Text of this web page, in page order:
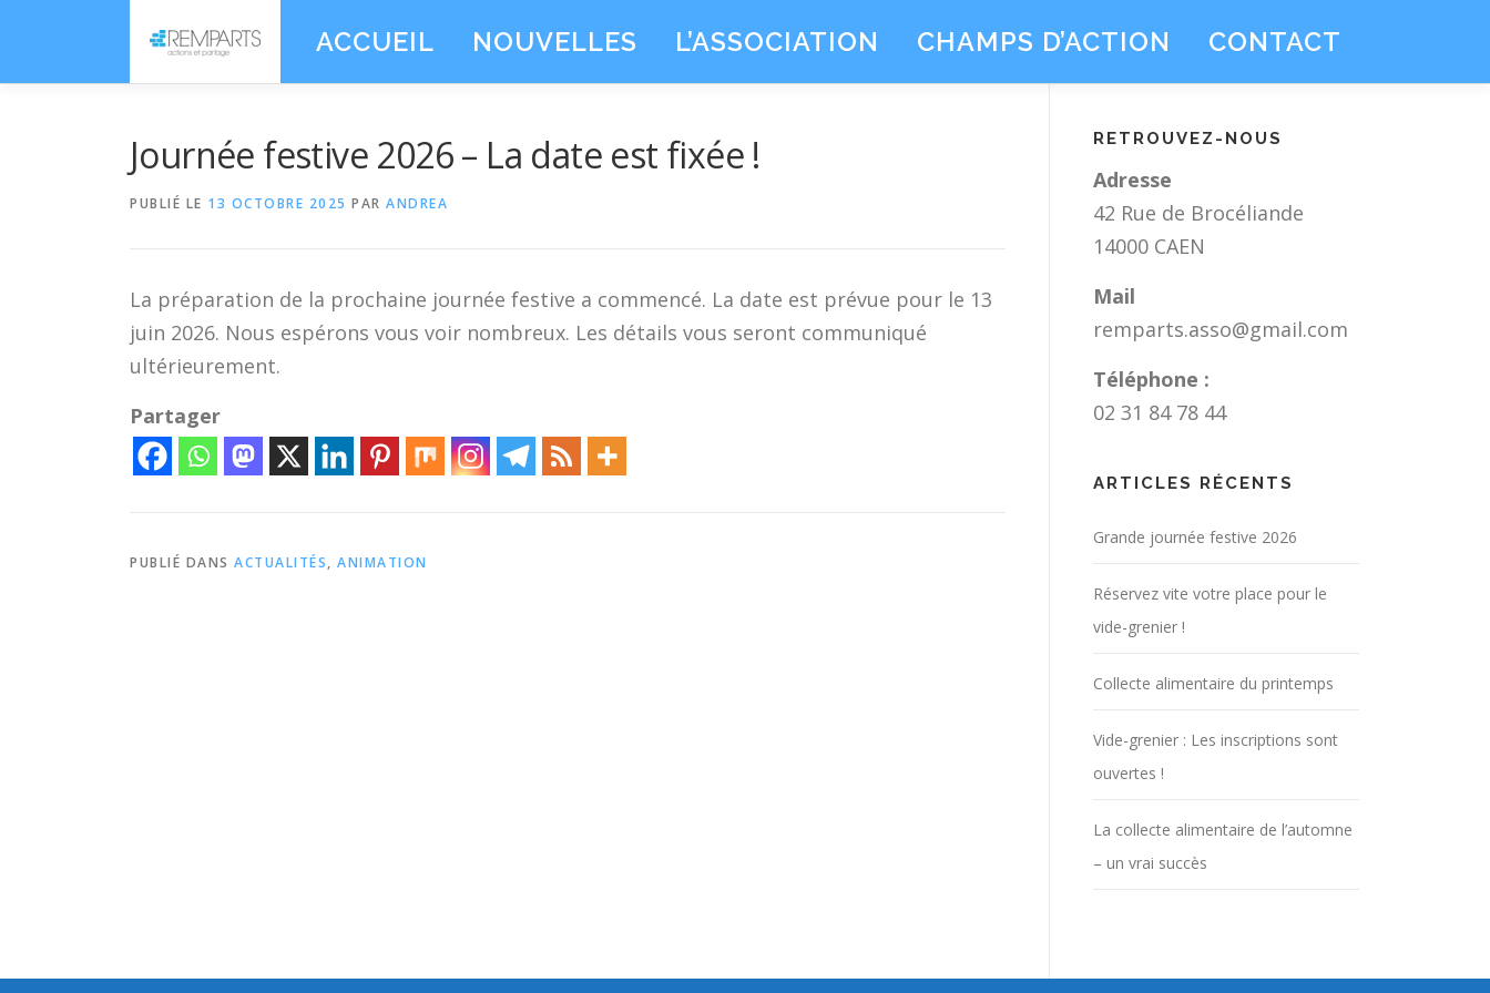
contenu
ACCUEIL NOUVELLES L’ASSOCIATION CHAMPS D’ACTION CONTACT
Journée festive 2026 – La date est fixée !
PUBLIÉ LE 13 OCTOBRE 2025 PAR ANDREA
La préparation de la prochaine journée festive a commencé. La date est prévue pour le 13
juin 2026. Nous espérons vous voir nombreux. Les détails vous seront communiqué
ultérieurement.
Partager
PUBLIÉ DANS ACTUALITÉS, ANIMATION
RETROUVEZ-NOUS
Adresse
42 Rue de Brocéliande
14000 CAEN
Mail
remparts.asso@gmail.com
Téléphone :
02 31 84 78 44
ARTICLES RÉCENTS
Grande journée festive 2026
Réservez vite votre place pour le
vide-grenier !
Collecte alimentaire du printemps
Vide-grenier : Les inscriptions sont
ouvertes !
La collecte alimentaire de l’automne
– un vrai succès